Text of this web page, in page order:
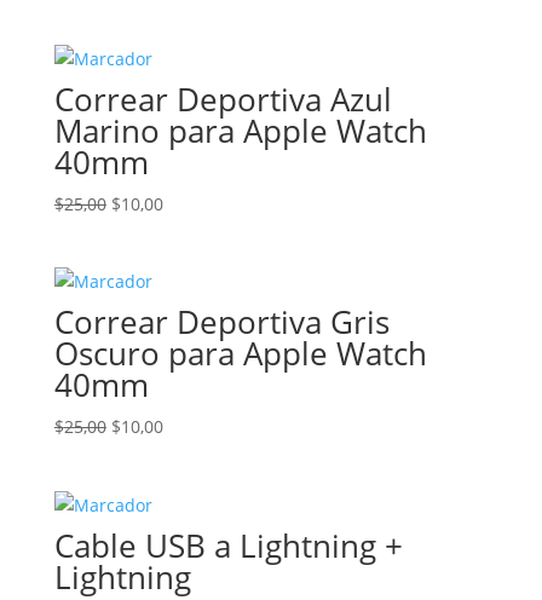
era:
$25,00.$10,00.
Correar Deportiva Azul
Marino para Apple Watch
40mm
$25,00 El
era:
$25,00.
$10,00El
$10,00.
Correar Deportiva Gris
Oscuro para Apple Watch
40mm
$25,00 El
era:
$25,00.
$10,00El
$10,00.
Cable USB a Lightning +
Lightning